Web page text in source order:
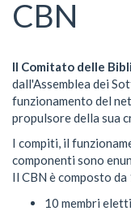
CBN
Il Comitato delle
dall'Assemblea dei
funzionamento del
propulsore della sua
I compiti, il
componenti sono
Il CBN è composto da
10 membri